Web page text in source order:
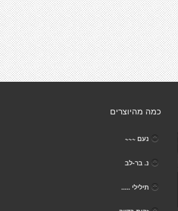
כמה מהיוצרים
נעם ~~~
נ. בר-לב
תילילי .....